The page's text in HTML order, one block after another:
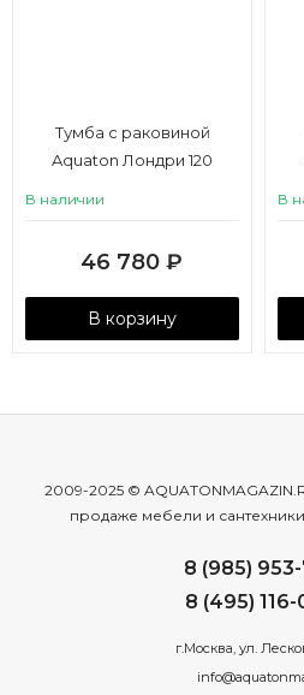
Тумба с раковиной
Aquaton Лондри 120
В наличии
46 780 ₽
В корзину
В
2009-2025 ©
продаже мебели и
8 (985)
8 (495)
г.Москва, ул.